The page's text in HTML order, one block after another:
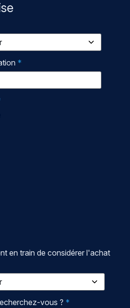
*
en train de considérer l'achat
vous ? *